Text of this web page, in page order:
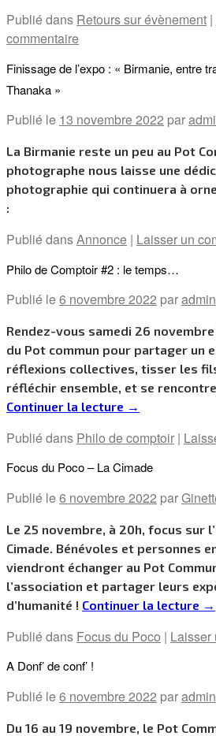
Publié dans Retours sur évènement |
commentaire
Finissage de l’expo : « Birmanie, entre
Thanaka­­­ »
Publié le 13 novembre 2022 par
La Birmanie reste un peu au Pot
photographe nous laisse une
photographie qui continuera à
:
Publié dansAnnonce | Laisser un
Philo de Comptoir #2 : le temps…
Publié le6 novembre 2022 paradmin
Rendez-vous samedi 26
du Pot commun pour partager un
réflexions collectives, tisser les
réfléchir ensemble, et se
Continuer la lecture →
Publié dans Philo de comptoir |
Focus du Poco – La Cimade
Publié le6 novembre 2022 par
Le 25 novembre, à 20h, focus sur
Cimade. Bénévoles et personnes
viendront échanger au Pot
l’association et partager leurs
d’humanité ! Continuer la lecture →
Publié dans Focus du Poco | Laisser
A Donf’ de conf’ !
Publié le6 novembre 2022 paradmin
Du 16 au 19 novembre, le Pot